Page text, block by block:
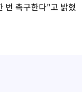
번 촉구한다"고 밝혔